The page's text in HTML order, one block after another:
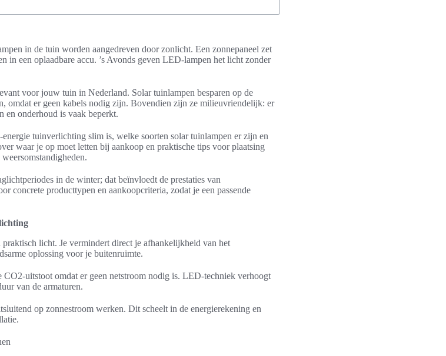
in de tuin worden aangedreven door zonlicht. Een zonnepaneel zet
in een oplaadbare accu. ’s Avonds geven LED-lampen het licht zonder
voor jouw tuin in Nederland. Solar tuinlampen besparen op de
omdat er geen kabels nodig zijn. Bovendien zijn ze milieuvriendelijk: er
en onderhoud is vaak beperkt.
tuinverlichting slim is, welke soorten solar tuinlampen er zijn en
waar je op moet letten bij aankoop en praktische tips voor plaatsing
in de winter; dat beïnvloedt de prestaties van
concrete producttypen en aankoopcriteria, zodat je een passende
licht. Je vermindert direct je afhankelijkheid van het
oplossing voor je buitenruimte.
uitstoot omdat er geen netstroom nodig is. LED-techniek verhoogt
van de armaturen.
op zonnestroom werken. Dit scheelt in de energierekening en